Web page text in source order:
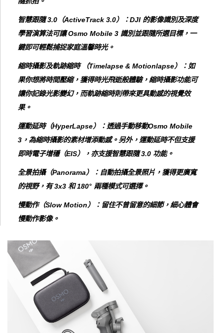
智慧跟隨 3.0（ActiveTrack 3.0）：DJI 的影像識別及深度
學習演算法可讓 Osmo Mobile 3 識別並跟隨所選目標，一
鍵即可輕鬆捕捉家庭溫馨時光。
縮時攝影及軌跡縮時 （Timelapse & Motionlapse）：如
果你想將時間壓縮，獲得時光飛逝般體驗，縮時攝影功能可
讓你記錄光影變幻，而軌跡縮時則帶來更具動感的視覺效
果。
運動延時（HyperLapse）：透過手動移動Osmo Mobile
3，為縮時攝影的素材增添動感。另外，運動延時不但支援
即時電子增穩（EIS），亦支援智慧跟隨 3.0 功能。
全景拍攝（Panorama）：自動拍攝全景照片，獲得更廣寬
的視野，有 3x3 和 180° 兩種模式可選擇。
慢動作（Slow Motion）：留住不曾留意的細節，細心體會
慢動作影像。